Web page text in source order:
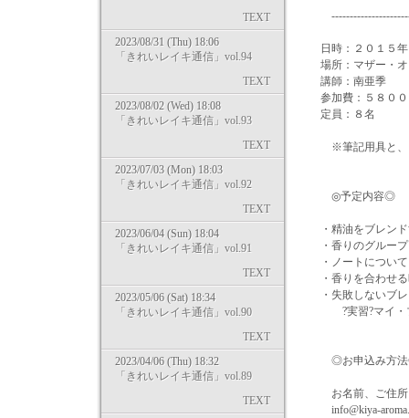
TEXT
2023/08/31 (Thu) 18:06
「きれいレイキ通信」vol.94
TEXT
2023/08/02 (Wed) 18:08
「きれいレイキ通信」vol.93
TEXT
2023/07/03 (Mon) 18:03
「きれいレイキ通信」vol.92
TEXT
2023/06/04 (Sun) 18:04
「きれいレイキ通信」vol.91
TEXT
2023/05/06 (Sat) 18:34
「きれいレイキ通信」vol.90
TEXT
2023/04/06 (Thu) 18:32
「きれいレイキ通信」vol.89
TEXT
日時：２０１５
場所：マザー・
講師：南亜季
参加費：５８０
定員：８名
※筆記用具と、
◎予定内容◎
・精油をブレン
・香りのグルー
・ノートについて
・香りを合わせ
・失敗しないブ
?実習?マイ・ブ
◎お申込み方
お名前、ご住所
info@kiya-